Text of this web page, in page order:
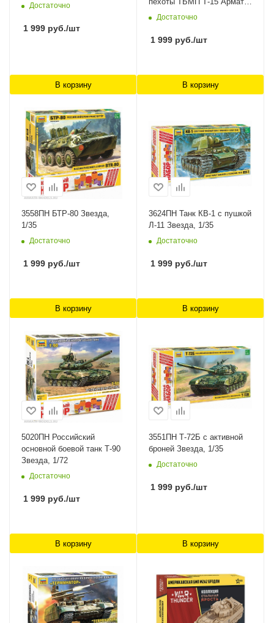
Достаточно
1 999 руб./шт
В корзину
Звезда, 1/72
Достаточно
1 999 руб./шт
В корзину
3558ПН БТР-80 Звезда,
1/35
Достаточно
1 999 руб./шт
В корзину
3624ПН Танк КВ-1 с пушкой
Л-11 Звезда, 1/35
Достаточно
1 999 руб./шт
В корзину
5020ПН Российский
основной боевой танк Т-90
Звезда, 1/72
Достаточно
1 999 руб./шт
В корзину
3551ПН Т-72Б с активной
броней Звезда, 1/35
Достаточно
1 999 руб./шт
В корзину